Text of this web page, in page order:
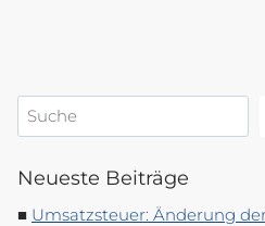
Suchen
Neueste Beiträge
Umsatzsteuer: Änderung